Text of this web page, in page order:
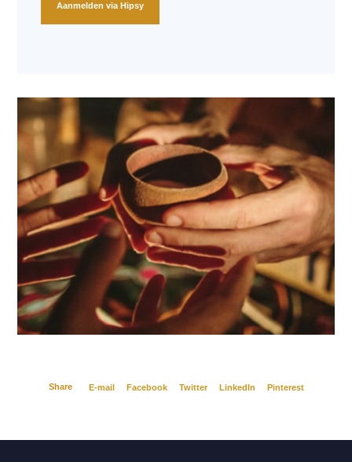
Aanmelden via Hipsy
Share E-mail Facebook Twitter LinkedIn Pinterest